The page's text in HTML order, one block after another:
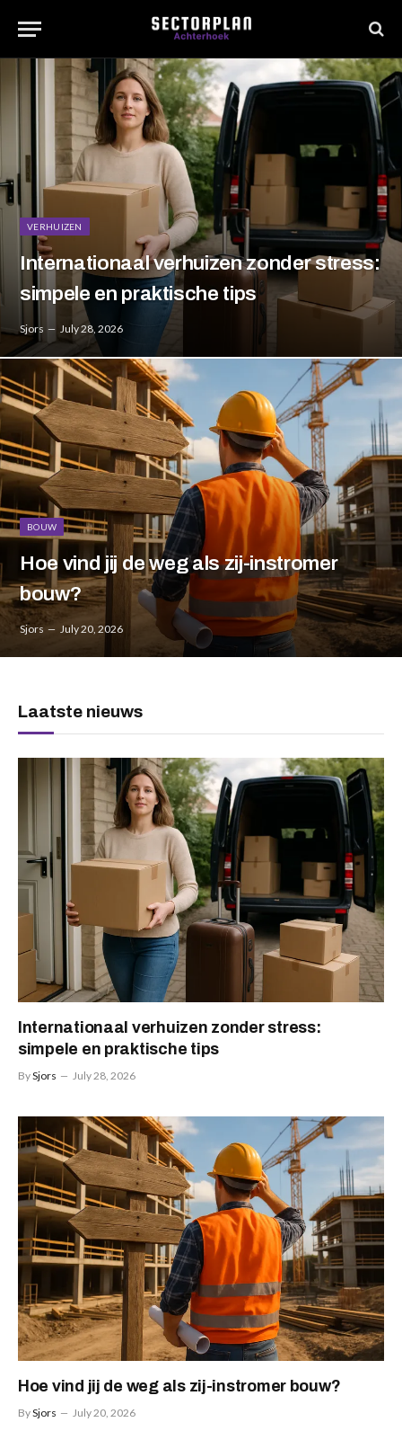
VERHUIZEN
Internationaal verhuizen zonder stress:
simpele en praktische tips
Sjors July 28, 2026
BOUW
Hoe vind jij de weg als zij-instromer
bouw?
Sjors July 20, 2026
Laatste nieuws
Internationaal verhuizen zonder stress:
simpele en praktische tips
BySjors July 28, 2026
Hoe vind jij de weg als zij-instromer bouw?
BySjors July 20, 2026